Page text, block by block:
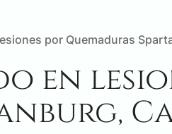
por Quemaduras
en